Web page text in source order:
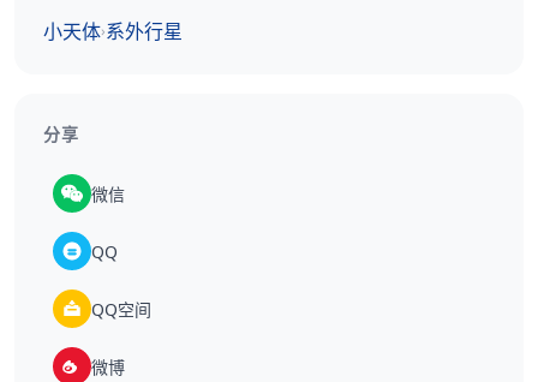
小天体›系外行星
分享
微信
QQ
QQ空间
微博